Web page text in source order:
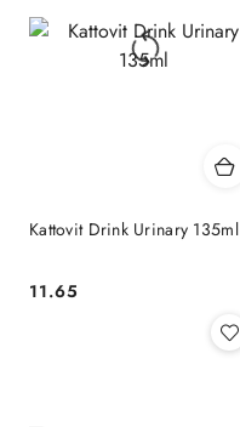
Kattovit Drink Urinary 135ml
Cena:
11.65